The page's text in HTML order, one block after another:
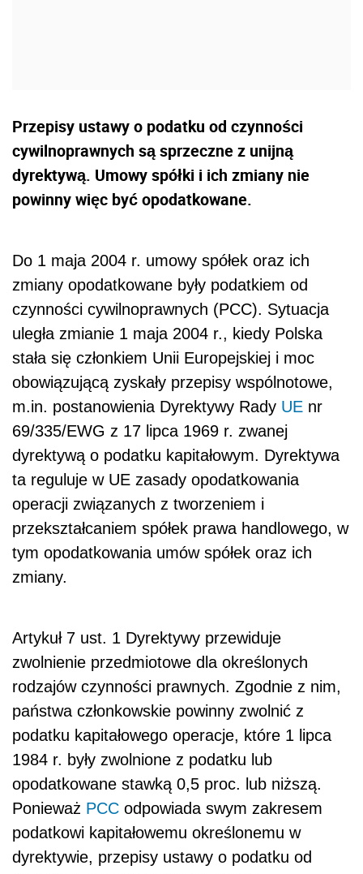
Przepisy ustawy o podatku od czynności
cywilnoprawnych są sprzeczne z unijną
dyrektywą. Umowy spółki i ich zmiany nie
powinny więc być opodatkowane.
Do 1 maja 2004 r. umowy spółek oraz ich
zmiany opodatkowane były podatkiem od
czynności cywilnoprawnych (PCC). Sytuacja
uległa zmianie 1 maja 2004 r., kiedy Polska
stała się członkiem Unii Europejskiej i moc
obowiązującą zyskały przepisy wspólnotowe,
m.in. postanowienia Dyrektywy Rady UE nr
69/335/EWG z 17 lipca 1969 r. zwanej
dyrektywą o podatku kapitałowym. Dyrektywa
ta reguluje w UE zasady opodatkowania
operacji związanych z tworzeniem i
przekształcaniem spółek prawa handlowego, w
tym opodatkowania umów spółek oraz ich
zmiany.
Artykuł 7 ust. 1 Dyrektywy przewiduje
zwolnienie przedmiotowe dla określonych
rodzajów czynności prawnych. Zgodnie z nim,
państwa członkowskie powinny zwolnić z
podatku kapitałowego operacje, które 1 lipca
1984 r. były zwolnione z podatku lub
opodatkowane stawką 0,5 proc. lub niższą.
Ponieważ PCC odpowiada swym zakresem
podatkowi kapitałowemu określonemu w
dyrektywie, przepisy ustawy o podatku od